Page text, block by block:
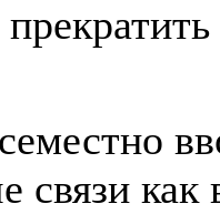
связи